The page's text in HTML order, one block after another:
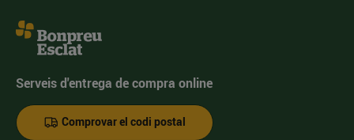
Serveis d'entrega de compra online
Comprovar el codi postal